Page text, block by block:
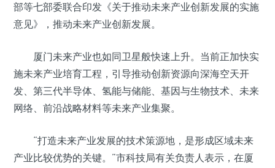
部等七部委联合印发《关于推动未来产业创新发展的实施
意见》，推动未来产业创新发展。
厦门未来产业也如同卫星般快速上升。当前正加快实
施未来产业培育工程，引导推动创新资源向深海空天开
发、第三代半导体、氢能与储能、基因与生物技术、未来
网络、前沿战略材料等未来产业集聚。
“打造未来产业发展的技术策源地，是形成区域未来
产业比较优势的关键。”市科技局有关负责人表示，在厦